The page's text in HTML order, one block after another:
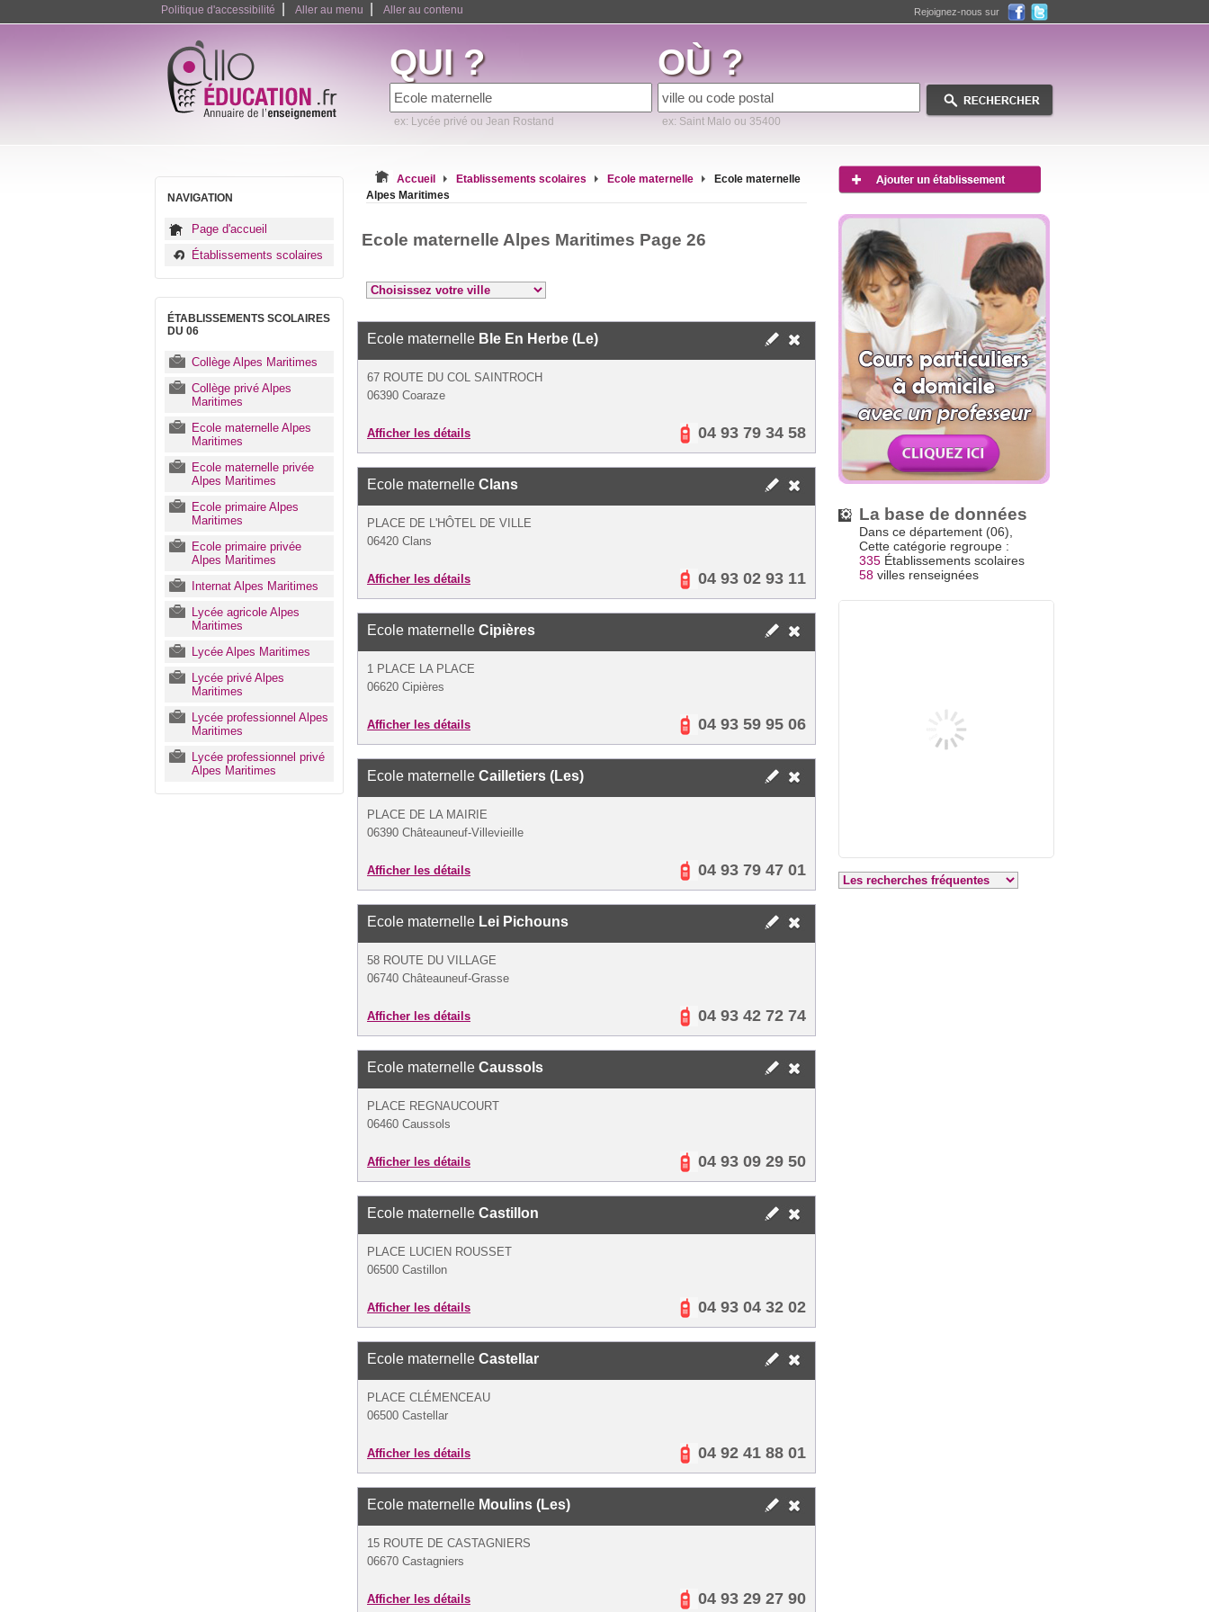
Politique d'accessibilité Aller au menu Aller au contenu Rejoignez-nous sur
QUI ?
ex: Lycée privé ou Jean Rostand
OÙ ?
ex: Saint Malo ou 35400
NAVIGATION
Page d'accueil
Établissements scolaires
ÉTABLISSEMENTS SCOLAIRES
DU 06
Collège Alpes Maritimes
Collège privé Alpes
Maritimes
Ecole maternelle Alpes
Maritimes
Ecole maternelle privée
Alpes Maritimes
Ecole primaire Alpes
Maritimes
Ecole primaire privée
Alpes Maritimes
Internat Alpes Maritimes
Lycée agricole Alpes
Maritimes
Lycée Alpes Maritimes
Lycée privé Alpes
Maritimes
Lycée professionnel Alpes
Maritimes
Lycée professionnel privé
Alpes Maritimes
Accueil Etablissements scolaires Ecole maternelle
Ecole maternelle
Alpes Maritimes
Ecole maternelle Alpes Maritimes Page 26
Ecole maternelle Ble En Herbe (Le)
67 ROUTE DU COL SAINTROCH
06390 Coaraze
Afficher les détails 04 93 79 34 58
Ecole maternelle Clans
PLACE DE L'HÔTEL DE VILLE
06420 Clans
Afficher les détails 04 93 02 93 11
Ecole maternelle Cipières
1 PLACE LA PLACE
06620 Cipières
Afficher les détails 04 93 59 95 06
Ecole maternelle Cailletiers (Les)
PLACE DE LA MAIRIE
06390 Châteauneuf-Villevieille
Afficher les détails 04 93 79 47 01
Ecole maternelle Lei Pichouns
58 ROUTE DU VILLAGE
06740 Châteauneuf-Grasse
Afficher les détails 04 93 42 72 74
Ecole maternelle Caussols
PLACE REGNAUCOURT
06460 Caussols
Afficher les détails 04 93 09 29 50
Ecole maternelle Castillon
PLACE LUCIEN ROUSSET
06500 Castillon
Afficher les détails 04 93 04 32 02
Ecole maternelle Castellar
PLACE CLÉMENCEAU
06500 Castellar
Afficher les détails 04 92 41 88 01
Ecole maternelle Moulins (Les)
15 ROUTE DE CASTAGNIERS
06670 Castagniers
Afficher les détails 04 93 29 27 90
La base de données
Dans ce département (06),
Cette catégorie regroupe :
335 Établissements scolaires
58 villes renseignées